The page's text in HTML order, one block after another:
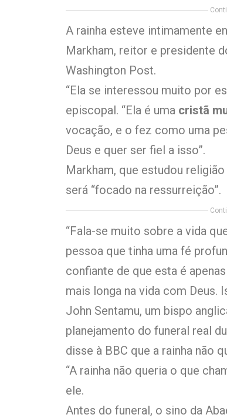
A rainha esteve intimamente
Markham, reitor e presidente
Washington Post.
“Ela se interessou muito por
episcopal. “Ela é uma cristã
vocação, e o fez como uma
Deus e quer ser fiel a isso”.
Markham, que estudou
será “focado na ressurreição”.
“Fala-se muito sobre a vida
pessoa que tinha uma fé
confiante de que esta é
mais longa na vida com Deus.
John Sentamu, um bispo
planejamento do funeral real
disse à BBC que a rainha não
“A rainha não queria o que
ele.
Antes do funeral, o sino da